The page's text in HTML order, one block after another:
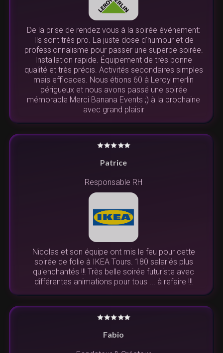
De la prise de rendez vous à la soirée événement:
Ils sont très pro. La juste dose d'humour et de
professionnalisme pour passer une superbe soirée.
Installation rapide. Équipement de très bonne
qualité et très précis. Activités secondaires simples
mais efficaces. Nous étions 60 à Leroy merlin
périgueux et nous avons passé une soirée
mémorable Merci Banana Events ;) à la prochaine
avec grand plaisir
Patrice
Responsable RH
Nicolas et son équipe ont mis le feu pour cette
soirée de folie à IKEA Tours. 180 salariés plus
qu'enchantés !!! Très belle soirée futuriste avec
différentes animations pour tous ... à refaire !!!
Fabio